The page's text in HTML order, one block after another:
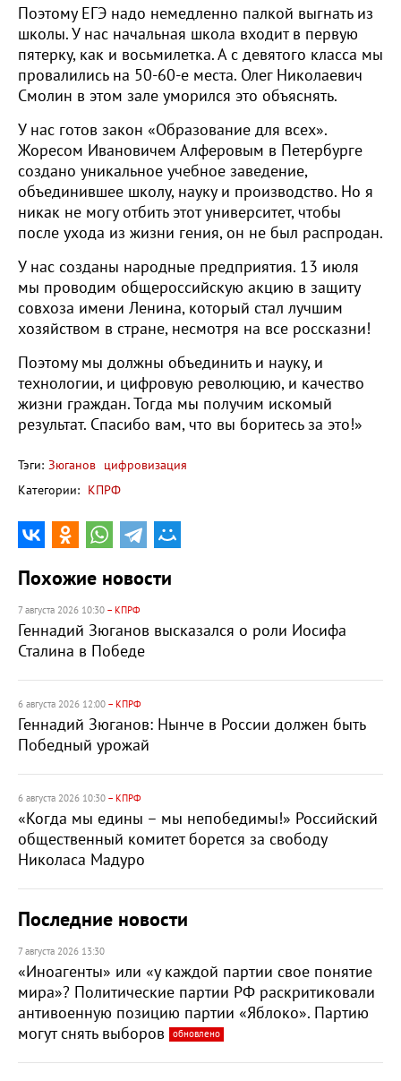
Поэтому ЕГЭ надо немедленно палкой выгнать из
школы. У нас начальная школа входит в первую
пятерку, как и восьмилетка. А с девятого класса мы
провалились на 50-60-е места. Олег Николаевич
Смолин в этом зале уморился это объяснять.
У нас готов закон «Образование для всех».
Жоресом Ивановичем Алферовым в Петербурге
создано уникальное учебное заведение,
объединившее школу, науку и производство. Но я
никак не могу отбить этот университет, чтобы
после ухода из жизни гения, он не был распродан.
У нас созданы народные предприятия. 13 июля
мы проводим общероссийскую акцию в защиту
совхоза имени Ленина, который стал лучшим
хозяйством в стране, несмотря на все россказни!
Поэтому мы должны объединить и науку, и
технологии, и цифровую революцию, и качество
жизни граждан. Тогда мы получим искомый
результат. Спасибо вам, что вы боритесь за это!»
Тэги: Зюганов цифровизация
Категории: КПРФ
Похожие новости
7 августа 2026 10:30 – КПРФ
Геннадий Зюганов высказался о роли Иосифа
Сталина в Победе
6 августа 2026 12:00 – КПРФ
Геннадий Зюганов: Нынче в России должен быть
Победный урожай
6 августа 2026 10:30 – КПРФ
«Когда мы едины – мы непобедимы!» Российский
общественный комитет борется за свободу
Николаса Мадуро
Последние новости
7 августа 2026 13:30
«Иноагенты» или «у каждой партии свое понятие
мира»? Политические партии РФ раскритиковали
антивоенную позицию партии «Яблоко». Партию
могут снять выборов
обновлено